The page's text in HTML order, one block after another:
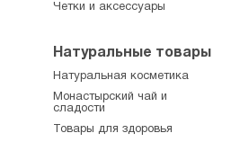
Четки и аксессуары
Натуральные товары
Натуральная косметика
Монастырский чай и
сладости
Товары для здоровья